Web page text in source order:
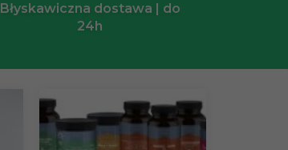
Błyskawiczna dostawa | do
24h